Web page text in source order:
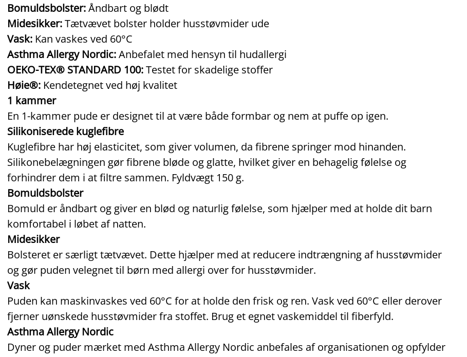
Bomuldsbolster:Åndbart og blødt
Midesikker:Tætvævet bolster holder husstøvmider ude
Vask: Kan vaskes ved 60°C
Asthma Allergy Nordic:Anbefalet med hensyn til hudallergi
OEKO-TEX® STANDARD 100:Testet for skadelige stoffer
Høie®: Kendetegnet ved høj kvalitet
1 kammer
En 1-kammer pude er designet til at være både formbar og nem at puffe op igen.
Silikoniserede kuglefibre
Kuglefibre har høj elasticitet, som giver volumen, da fibrene springer mod hinanden.
Silikonebelægningen gør fibrene bløde og glatte, hvilket giver en behagelig følelse og
forhindrer dem i at filtre sammen. Fyldvægt 150 g.
Bomuldsbolster
Bomuld er åndbart og giver en blød og naturlig følelse, som hjælper med at holde dit barn
komfortabel i løbet af natten.
Midesikker
Bolsteret er særligt tætvævet. Dette hjælper med at reducere indtrængning af husstøvmider
og gør puden velegnet til børn med allergi over for husstøvmider.
Vask
Puden kan maskinvaskes ved 60°C for at holde den frisk og ren. Vask ved 60°C eller derover
fjerner uønskede husstøvmider fra stoffet. Brug et egnet vaskemiddel til fiberfyld.
Asthma Allergy Nordic
Dyner og puder mærket med Asthma Allergy Nordic anbefales af organisationen og opfylder